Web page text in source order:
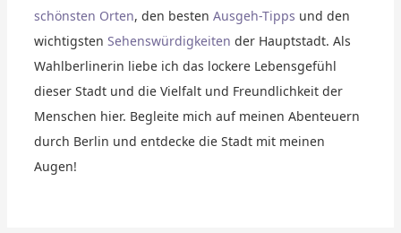
schönsten Orten, den bestenAusgeh-Tipps und den
wichtigstenSehenswürdigkeiten der Hauptstadt. Als
Wahlberlinerin liebe ich das lockere Lebensgefühl
dieser Stadt und die Vielfalt und Freundlichkeit der
Menschen hier. Begleite mich auf meinen Abenteuern
durch Berlin und entdecke die Stadt mit meinen
Augen!